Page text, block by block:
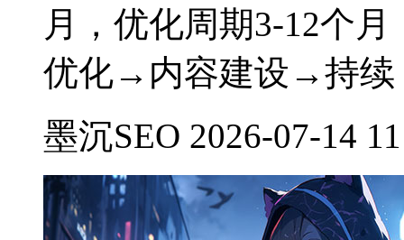
月，优化周期3-12个
优化→内容建设→持续
墨沉SEO 2026-07-14